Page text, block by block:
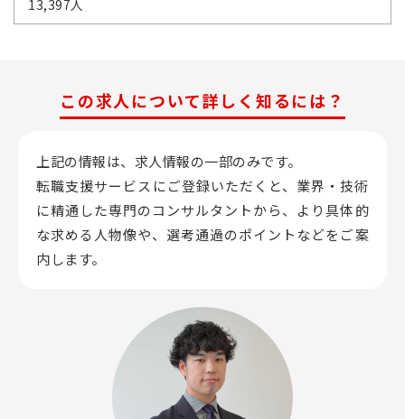
13,397人
この求人について詳しく知るには？
上記の情報は、求人情報の一部のみです。
転職支援サービスにご登録いただくと、業界・技術
に精通した専門のコンサルタントから、 より具体的
な求める人物像や、選考通過のポイントなどをご案
内します。